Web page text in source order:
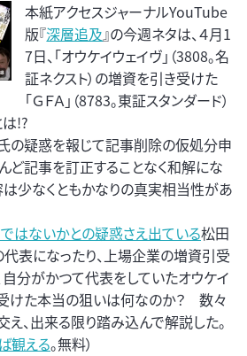
本紙アクセスジャーナルYouTube
版『深層追及』の今週ネタは、４月1
7日、「オウケイウェイヴ」（3808。名
証ネクスト）の増資を引き受けた
「ＧＦＡ」（8783。東証スタンダード）
!?
の疑惑を報じて記事削除の仮処分申
ど記事を訂正することなく和解にな
は少なくともかなりの真実相当性があ
ではないかとの疑惑さえ出ている松田
代表になったり、上場企業の増資引受
分がかつて代表をしていたオウケイ
けた本当の狙いは何なのか？ 数々
、出来る限り踏み込んで解説した。
観える。無料）